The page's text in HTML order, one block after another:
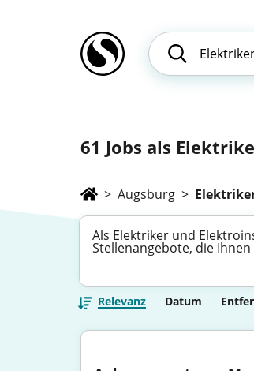
61 Jobs als
> Augsburg >
Als Elektriker und
Stellenangebote, die
Relevanz Datum